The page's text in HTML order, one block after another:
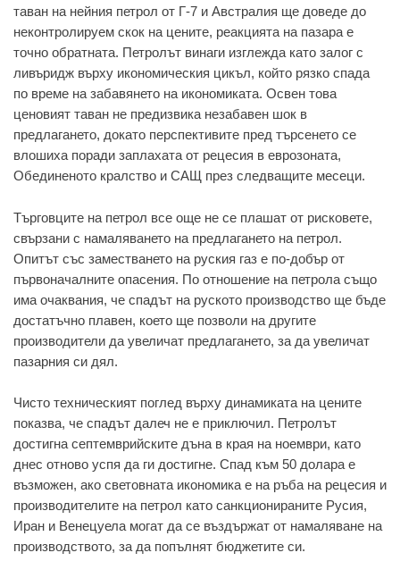
таван на нейния петрол от Г-7 и Австралия ще доведе до
неконтролируем скок на цените, реакцията на пазара е
точно обратната. Петролът винаги изглежда като залог с
ливъридж върху икономическия цикъл, който рязко спада
по време на забавянето на икономиката. Освен това
ценовият таван не предизвика незабавен шок в
предлагането, докато перспективите пред търсенето се
влошиха поради заплахата от рецесия в еврозоната,
Обединеното кралство и САЩ през следващите месеци.
Търговците на петрол все още не се плашат от рисковете,
свързани с намаляването на предлагането на петрол.
Опитът със заместването на руския газ е по-добър от
първоначалните опасения. По отношение на петрола също
има очаквания, че спадът на руското производство ще бъде
достатъчно плавен, което ще позволи на другите
производители да увеличат предлагането, за да увеличат
пазарния си дял.
Чисто техническият поглед върху динамиката на цените
показва, че спадът далеч не е приключил. Петролът
достигна септемврийските дъна в края на ноември, като
днес отново успя да ги достигне. Спад към 50 долара е
възможен, ако световната икономика е на ръба на рецесия и
производителите на петрол като санкционираните Русия,
Иран и Венецуела могат да се въздържат от намаляване на
производството, за да попълнят бюджетите си.